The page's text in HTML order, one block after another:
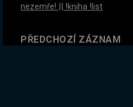
nezemře! || !kniha !list
PŘEDCHOZÍ ZÁZNAM